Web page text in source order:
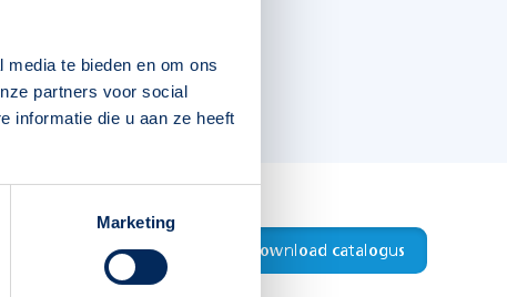
te bieden en om ons
partners voor social
informatie die u aan ze heeft
Marketing
Download productblad Download catalogus